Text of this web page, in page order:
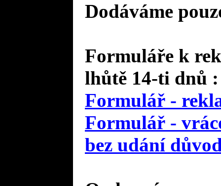
Dodáváme
Formuláře k
lhůtě 14-ti dnů :
Formulář -
Formulář -
bez udání